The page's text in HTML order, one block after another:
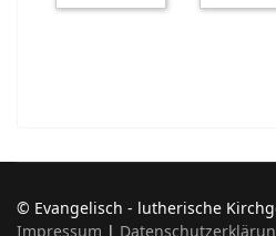
© Evangelisch - lutherische